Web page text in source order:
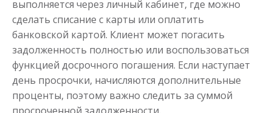
Переведём в долг
выполняется через личный кабинет, где можно
сделать списание с карты или оплатить
банковской картой. Клиент может погасить
задолженность полностью или воспользоваться
функцией досрочного погашения. Если наступает
день просрочки, начисляются дополнительные
проценты, поэтому важно следить за суммой